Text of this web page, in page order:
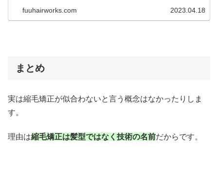
とまる』 を維持できるのかサクッとお伝えできればと。
fuuhairworks.com 2023.04.18
まとめ
実は縮毛矯正が似合わないと言う概念はなかったりしま
す。
理由は縮毛矯正は髪型ではなく技術の名前だからです。